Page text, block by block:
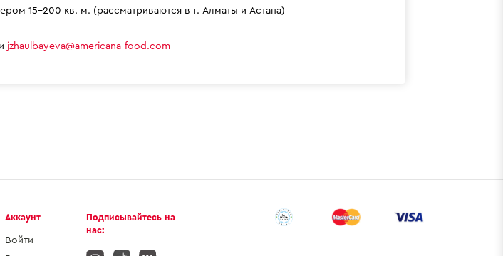
15–200 кв. м. (рассматриваются в г. Алматы и Астана)
jzhaulbayeva@americana-food.com
Аккаунт
Войти
Подписывайтесь на
нас: